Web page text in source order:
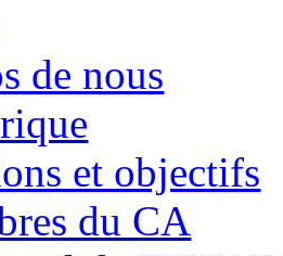
de nous
et objectifs
du CA